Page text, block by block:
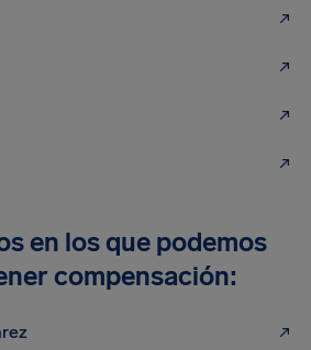
en los que podemos
compensación: